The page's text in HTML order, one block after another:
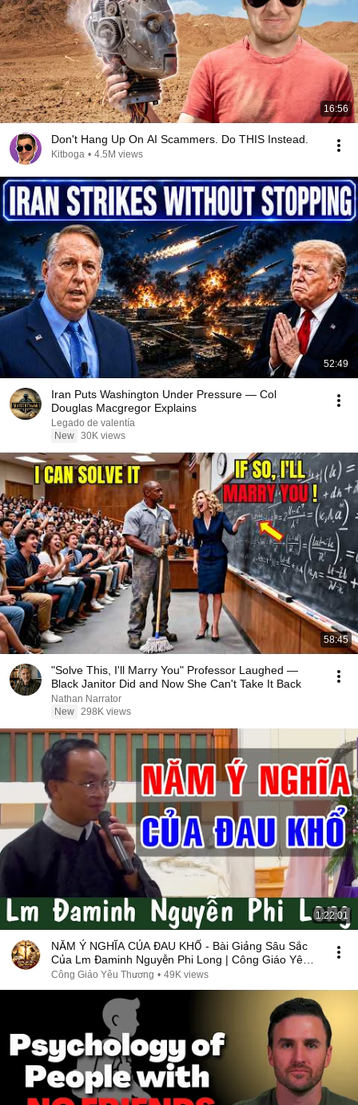
16:56
Don't Hang Up On AI Scammers. Do THIS Instead.
Kitboga • 4.5M views
52:49
Iran Puts Washington Under Pressure — Col
Douglas Macgregor Explains
Legado de valentía
New 30K views
58:45
"Solve This, I'll Marry You" Professor Laughed —
Black Janitor Did and Now She Can't Take It Back
Nathan Narrator
New 298K views
1:22:01
NĂM Ý NGHĨA CỦA ĐAU KHỔ - Bài Giảng Sâu Sắc
Của Lm Đaminh Nguyễn Phi Long | Công Giáo Yêu
Thương
Công Giáo Yêu Thương • 49K views